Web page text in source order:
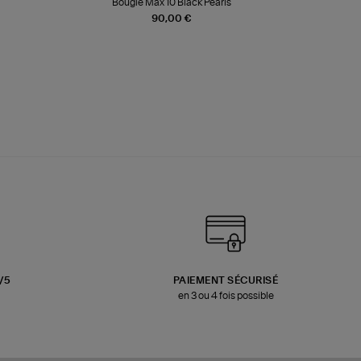
90,00 €
Bougie Max 10 Black Pearls
5
PAIEMENT SÉCURISÉ
en 3 ou 4 fois possible